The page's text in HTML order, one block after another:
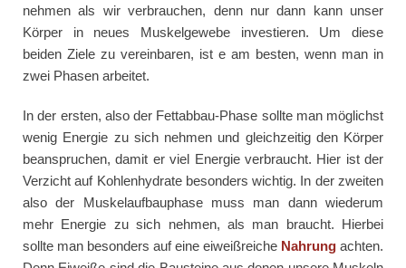
nehmen als wir verbrauchen, denn nur dann kann unser
Körper in neues Muskelgewebe investieren. Um diese
beiden Ziele zu vereinbaren, ist e am besten, wenn man in
zwei Phasen arbeitet.
In der ersten, also der Fettabbau-Phase sollte man möglichst
wenig Energie zu sich nehmen und gleichzeitig den Körper
beanspruchen, damit er viel Energie verbraucht. Hier ist der
Verzicht auf Kohlenhydrate besonders wichtig. In der zweiten
also der Muskelaufbauphase muss man dann wiederum
mehr Energie zu sich nehmen, als man braucht. Hierbei
sollte man besonders auf eine eiweißreiche Nahrung achten.